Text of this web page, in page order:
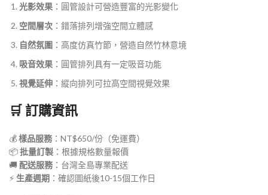
光影效果 ：圓管設計可營造豐富的光影變化
空間層次 ：錯落排列增強空間立體感
自然氛圍 ：高度仿真竹節，營造自然竹林意境
吸音效果 ：圓管排列具有一定吸音功能
視覺延伸 ：縱向排列可拉高空間視覺效果
🛒 訂購資訊
💰樣品服務 ：NT$650/份（免運費）
📦批量訂製 ：根據規格數量報價
🚚 配送服務 ：台灣全島專業配送
⚡ 生產週期 ：確認圖紙後10-15個工作日